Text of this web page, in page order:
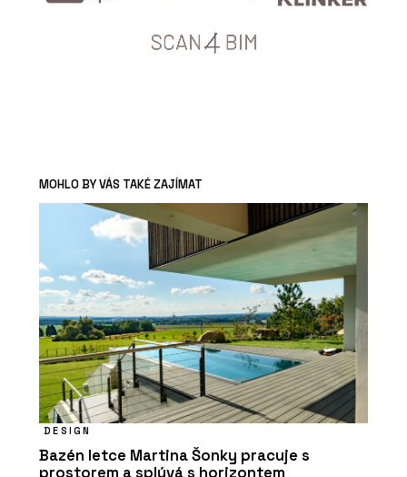
MOHLO BY VÁS TAKÉ ZAJÍMAT
DESIGN
Bazén letce Martina Šonky pracuje s
prostorem a splývá s horizontem